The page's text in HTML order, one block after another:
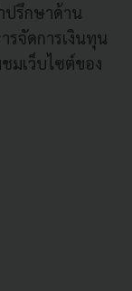
ปรึกษาด้าน
รจัดการเงินทุน
มเว็บไซต์ของ